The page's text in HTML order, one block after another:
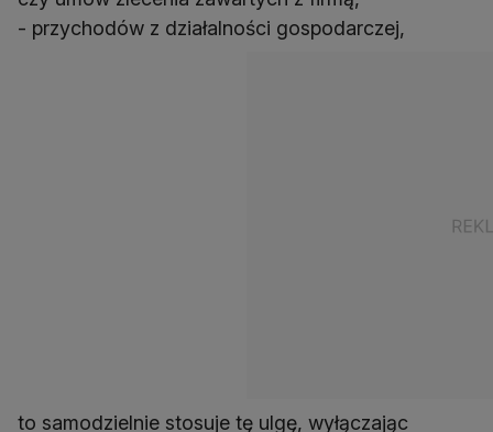
- przychodów z działalności gospodarczej,
to samodzielnie stosuje tę ulgę, wyłączając